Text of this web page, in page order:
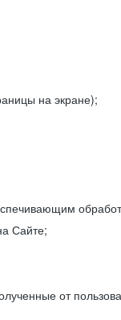
на экране);
Сайте;
от